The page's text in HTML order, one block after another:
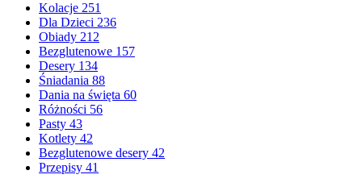
Kolacje 251
Dla Dzieci 236
Obiady 212
Bezglutenowe 157
Desery 134
Śniadania 88
Dania na święta 60
Różności 56
Pasty 43
Kotlety 42
Bezglutenowe desery 42
Przepisy 41